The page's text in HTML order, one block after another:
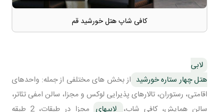
کافی شاپ هتل خورشید قم
لابی
هتل چهار ستاره خورشید از بخش های مختلفی از جمله: واحدهای
اقامتی، رستوران، تالارهای پذیرایی لوکس و مجزا، سالن امفی تئاتر،
سالن همایش، کافی شاب، لابیهای
مجزا در طبقات، 2 طبقه